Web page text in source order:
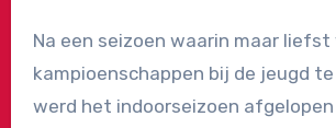
Na een seizoen waarin maar liefst vijf
kampioenschappen bij de jeugd
werd het indoorseizoen